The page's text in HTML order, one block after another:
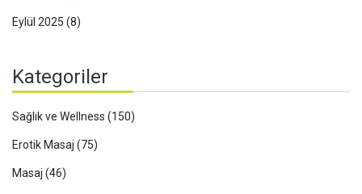
Eylül 2025 (8)
Kategoriler
Sağlık ve Wellness (150)
Erotik Masaj (75)
Masaj (46)